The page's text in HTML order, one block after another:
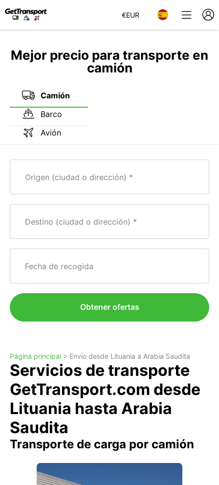
€EUR
Mejor precio para transporte en
camión
Camión
Barco
Avión
Origen (ciudad o dirección)
Destino (ciudad o dirección)
Fecha de recogida
Obtener ofertas
Página principal > Envío desde Lituania a Arabia Saudita
Servicios de transporte
GetTransport.com desde
Lituania hasta Arabia
Saudita
Transporte de carga por camión